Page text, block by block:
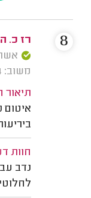
רז כ.
אשרור:
משוב: 24/12/2024
תיאור
איטום
חוות
נדב
8